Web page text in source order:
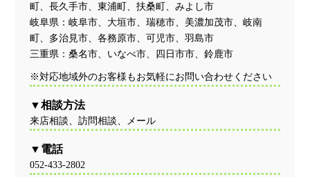
町、長久手市、東浦町、扶桑町、みよし市
岐阜県：岐阜市、大垣市、瑞穂市、美濃加茂市、岐南
町、多治見市、各務原市、可児市、羽島市
三重県：桑名市、いなべ市、四日市市、鈴鹿市
※対応地域外のお客様もお気軽にお問い合わせください
相談方法
来店相談、訪問相談、メール
電話
052-433-2802